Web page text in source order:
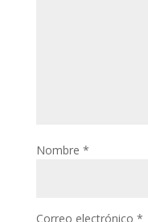
Nombre *
Correo electrónico *